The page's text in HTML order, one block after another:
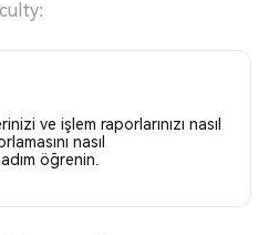
ve işlem raporlarınızı nasıl
nasıl
öğrenin.